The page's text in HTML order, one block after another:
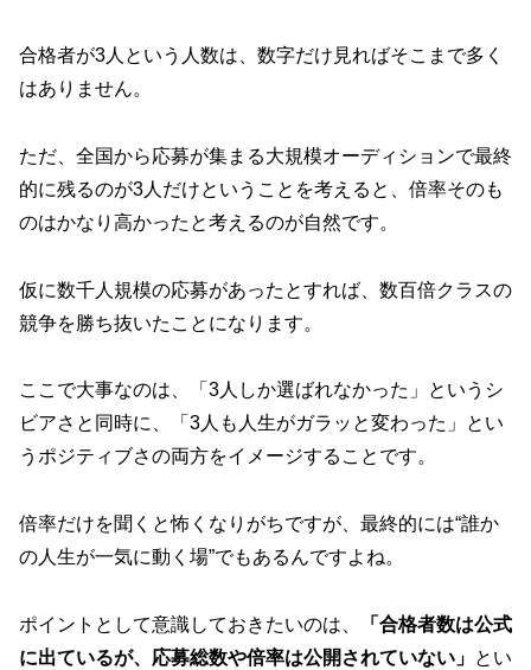
合格者が3人という人数は、数字だけ見ればそこまで多く
はありません。
ただ、全国から応募が集まる大規模オーディションで最終
的に残るのが3人だけということを考えると、倍率そのも
のはかなり高かったと考えるのが自然です。
仮に数千人規模の応募があったとすれば、数百倍クラスの
競争を勝ち抜いたことになります。
ここで大事なのは、「3人しか選ばれなかった」というシ
ビアさと同時に、「3人も人生がガラッと変わった」とい
うポジティブさの両方をイメージすることです。
倍率だけを聞くと怖くなりがちですが、最終的には“誰か
の人生が一気に動く場”でもあるんですよね。
ポイントとして意識しておきたいのは、
「合格者数は公式
に出ているが、応募総数や倍率は公開されていない」 とい